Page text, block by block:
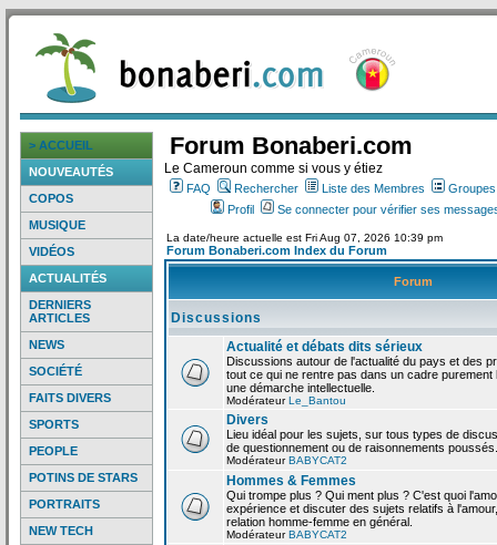
> ACCUEIL
NOUVEAUTÉS
COPOS
MUSIQUE
VIDÉOS
ACTUALITÉS
DERNIERS
ARTICLES
NEWS
SOCIÉTÉ
FAITS DIVERS
SPORTS
PEOPLE
POTINS DE STARS
PORTRAITS
NEW TECH
Forum Bonaberi.com
Le Cameroun comme si vous y étiez
FAQ Rechercher Liste des Membres
Profil
Se connecter pour vérifier ses
La date/heure actuelle est Fri Aug 07, 2026 10:39 pm
Forum Bonaberi.com Index du Forum
Forum
Discussions
Actualité et débats dits sérieux
Discussions autour de l'actualité du pays et des
tout ce qui ne rentre pas dans un cadre
une démarche intellectuelle.
ModérateurLe_Bantou
Divers
Lieu idéal pour les sujets, sur tous types de
de questionnement ou de raisonnements
ModérateurBABYCAT2
Hommes & Femmes
Qui trompe plus ? Qui ment plus ? C'est quoi
expérience et discuter des sujets relatifs à
relation homme-femme en général.
ModérateurBABYCAT2